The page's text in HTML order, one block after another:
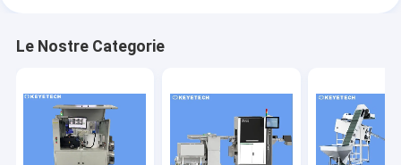
Giro della fabbrica
Contattici
Notizie
Le Nostre Categorie